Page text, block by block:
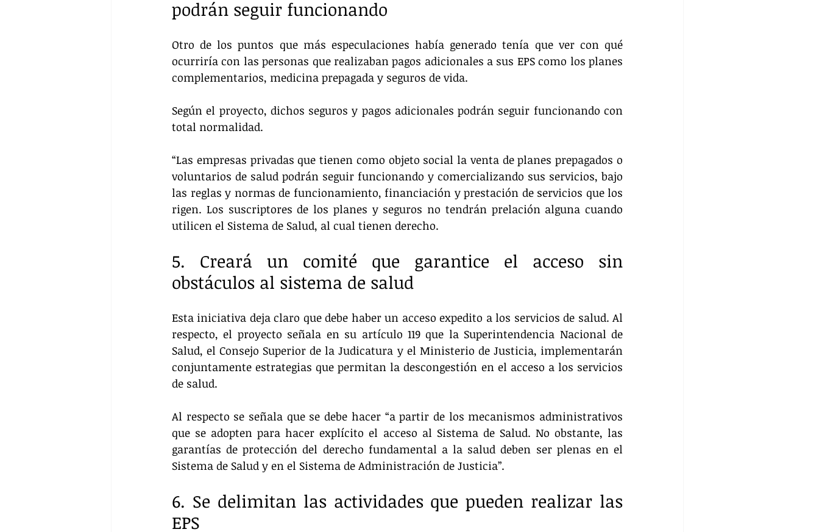
podrán seguir funcionando
Otro de los puntos que más especulaciones había generado tenía que ver con qué
ocurriría con las personas que realizaban pagos adicionales a sus EPS como los planes
complementarios, medicina prepagada y seguros de vida.
Según el proyecto, dichos seguros y pagos adicionales podrán seguir funcionando con
total normalidad.
“Las empresas privadas que tienen como objeto social la venta de planes prepagados o
voluntarios de salud podrán seguir funcionando y comercializando sus servicios, bajo
las reglas y normas de funcionamiento, financiación y prestación de servicios que los
rigen. Los suscriptores de los planes y seguros no tendrán prelación alguna cuando
utilicen el Sistema de Salud, al cual tienen derecho.
5. Creará un comité que garantice el acceso sin
obstáculos al sistema de salud
Esta iniciativa deja claro que debe haber un acceso expedito a los servicios de salud. Al
respecto, el proyecto señala en su artículo 119 que la Superintendencia Nacional de
Salud, el Consejo Superior de la Judicatura y el Ministerio de Justicia, implementarán
conjuntamente estrategias que permitan la descongestión en el acceso a los servicios
de salud.
Al respecto se señala que se debe hacer “a partir de los mecanismos administrativos
que se adopten para hacer explícito el acceso al Sistema de Salud. No obstante, las
garantías de protección del derecho fundamental a la salud deben ser plenas en el
Sistema de Salud y en el Sistema de Administración de Justicia”.
6. Se delimitan las actividades que pueden realizar las
EPS